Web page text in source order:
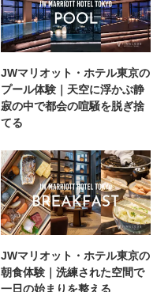
JWマリオット・ホテル東京の
プール体験｜天空に浮かぶ静
寂の中で都会の喧騒を脱ぎ捨
てる
JWマリオット・ホテル東京の
朝食体験｜洗練された空間で
一日の始まりを整える